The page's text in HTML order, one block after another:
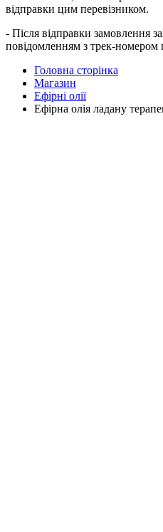
відправки цим перевізником.
- Після відправки замовлення
повідомленням з трек-номером
Головна сторінка
Магазин
Ефірні олії
Ефірна олія ладану